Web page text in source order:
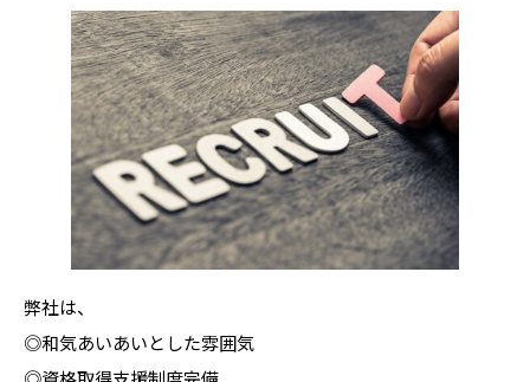
弊社は、
◎和気あいあいとした雰囲気